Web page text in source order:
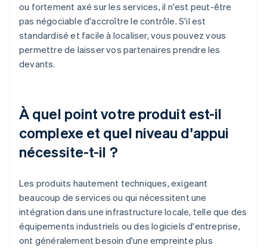
ou fortement axé sur les services, il n'est peut-être
pas négociable d'accroître le contrôle. S'il est
standardisé et facile à localiser, vous pouvez vous
permettre de laisser vos partenaires prendre les
devants.
À quel point votre produit est-il
complexe et quel niveau d'appui
nécessite-t-il ?
Les produits hautement techniques, exigeant
beaucoup de services ou qui nécessitent une
intégration dans une infrastructure locale, telle que des
équipements industriels ou des logiciels d'entreprise,
ont généralement besoin d'une empreinte plus